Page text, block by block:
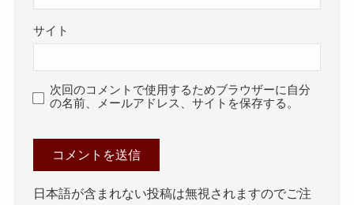
サイト
次回のコメントで使用するためブラウザーに自分
の名前、メールアドレス、サイトを保存する。
日本語が含まれない投稿は無視されますのでご注